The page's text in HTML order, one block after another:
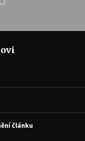
článku